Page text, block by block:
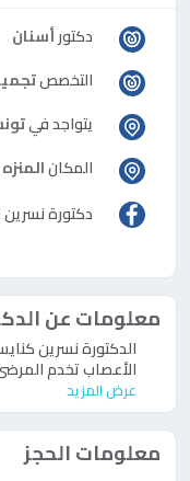
دكتورأسنان
التخصص
يتواجد في
المكانالمنزه 6
دكتورةنسرين
معلومات عن
الدكتورة نسرين
الأعصاب تخدم
عرض المزيد
معلومات الحجز